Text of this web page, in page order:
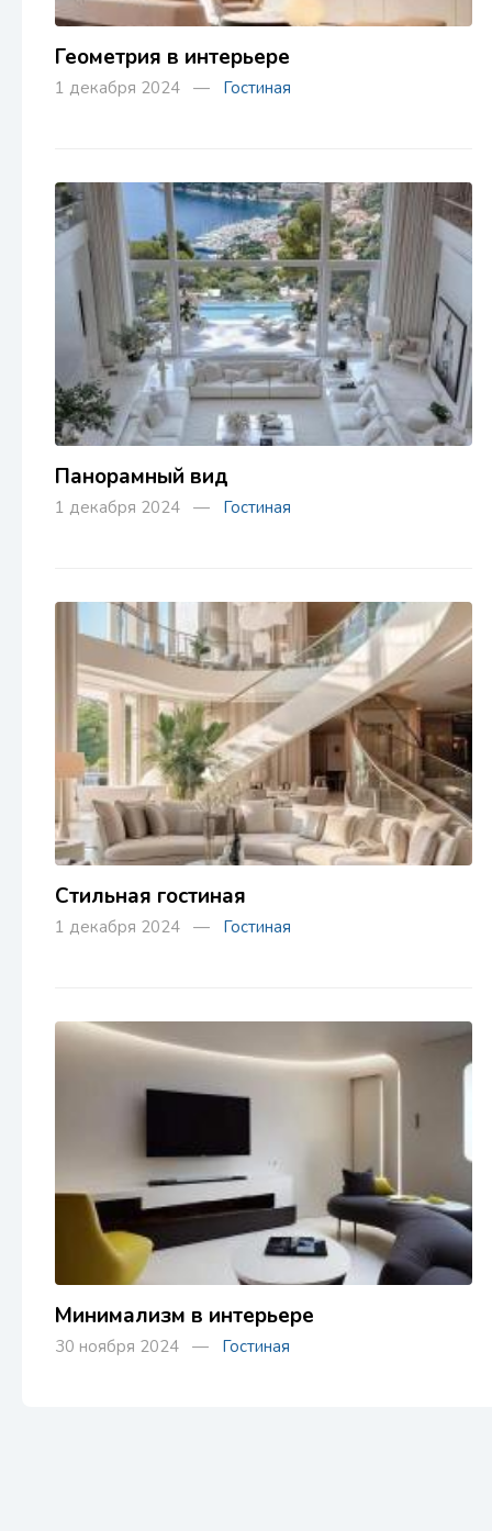
Геометрия в интерьере
1 декабря 2024 — Гостиная
Панорамный вид
1 декабря 2024 — Гостиная
Стильная гостиная
1 декабря 2024 — Гостиная
Минимализм в интерьере
30 ноября 2024 — Гостиная